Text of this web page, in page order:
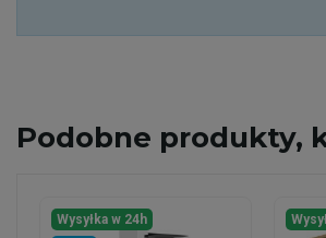
Podobne produkty,
Wysyłka w 24h